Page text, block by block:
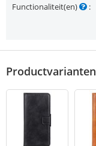
Functionaliteit(en) :
Productvarianten